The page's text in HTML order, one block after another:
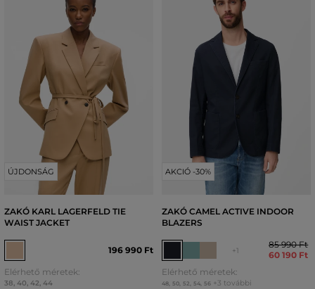
ÚJDONSÁG
ZAKÓ KARL LAGERFELD TIE
WAIST JACKET
196 990 Ft
Elérhető méretek:
38, 40, 42, 44
AKCIÓ -30%
ZAKÓ CAMEL ACTIVE INDOOR
BLAZERS
+1
85 990 Ft
60 190 Ft
Elérhető méretek:
48, 50, 52 54, 56 +3 további